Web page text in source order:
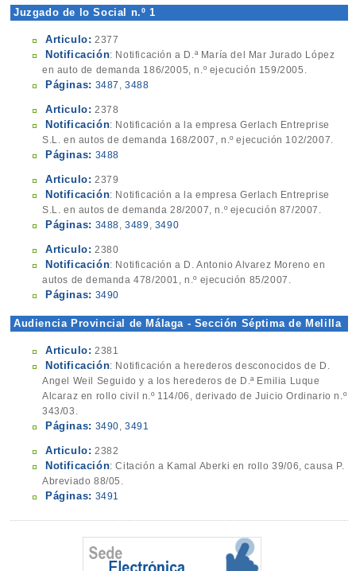
Juzgado de lo Social n.º 1
Articulo: 2377
Notificación: Notificación a D.ª María del Mar Jurado López
en auto de demanda 186/2005, n.º ejecución 159/2005.
Páginas: 3487 ,3488
Articulo: 2378
Notificación: Notificación a la empresa Gerlach Entreprise
S.L. en autos de demanda 168/2007, n.º ejecución 102/2007.
Páginas: 3488
Articulo: 2379
Notificación: Notificación a la empresa Gerlach Entreprise
S.L. en autos de demanda 28/2007, n.º ejecución 87/2007.
Páginas: 3488,3489 , 3490
Articulo: 2380
Notificación: Notificación a D. Antonio Alvarez Moreno en
autos de demanda 478/2001, n.º ejecución 85/2007.
Páginas: 3490
Audiencia Provincial de Málaga - Sección Séptima de Melilla
Articulo: 2381
Notificación: Notificación a herederos desconocidos de D.
Angel Weil Seguido y a los herederos de D.ª Emilia Luque
Alcaraz en rollo civil n.º 114/06, derivado de Juicio Ordinario n.º
343/03.
Páginas: 3490,3491
Articulo: 2382
Notificación: Citación a Kamal Aberki en rollo 39/06, causa P.
Abreviado 88/05.
Páginas: 3491